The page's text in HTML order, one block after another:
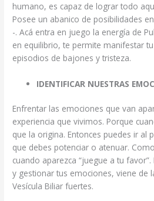
humano, es capaz de lograr todo
Posee un abanico de posibilidades
-. Acá entra en juego la energía de
en equilibrio, te permite manifestar
episodios de bajones y tristeza.
IDENTIFICAR NUESTRAS
Enfrentar las emociones que van
experiencia que vivimos. Porque
que la origina. Entonces puedes ir al
que debes potenciar o atenuar.
cuando aparezca “juegue a tu
y gestionar tus emociones, viene de
Vesícula Biliar fuertes.